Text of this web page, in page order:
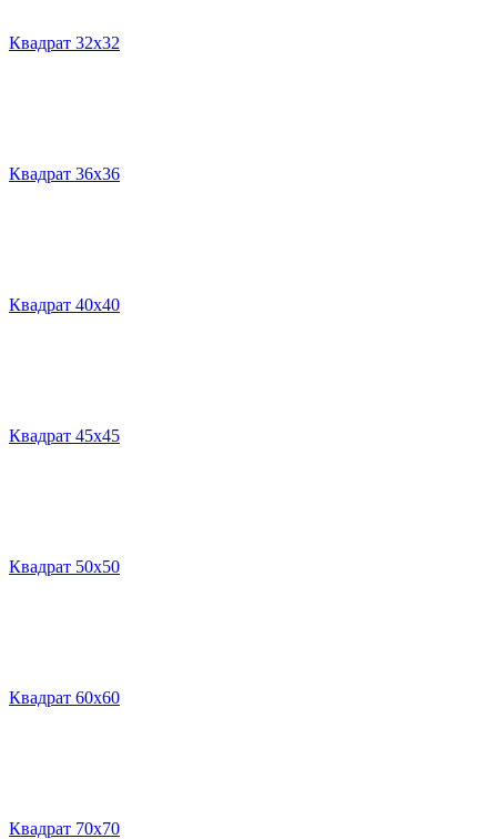
Квадрат 32х32
Квадрат 36х36
Квадрат 40х40
Квадрат 45х45
Квадрат 50х50
Квадрат 60х60
Квадрат 70х70